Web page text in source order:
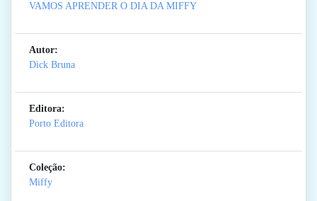
VAMOS APRENDER O DIA DA MIFFY
Autor:
Dick Bruna
Editora:
Porto Editora
Coleção:
Miffy